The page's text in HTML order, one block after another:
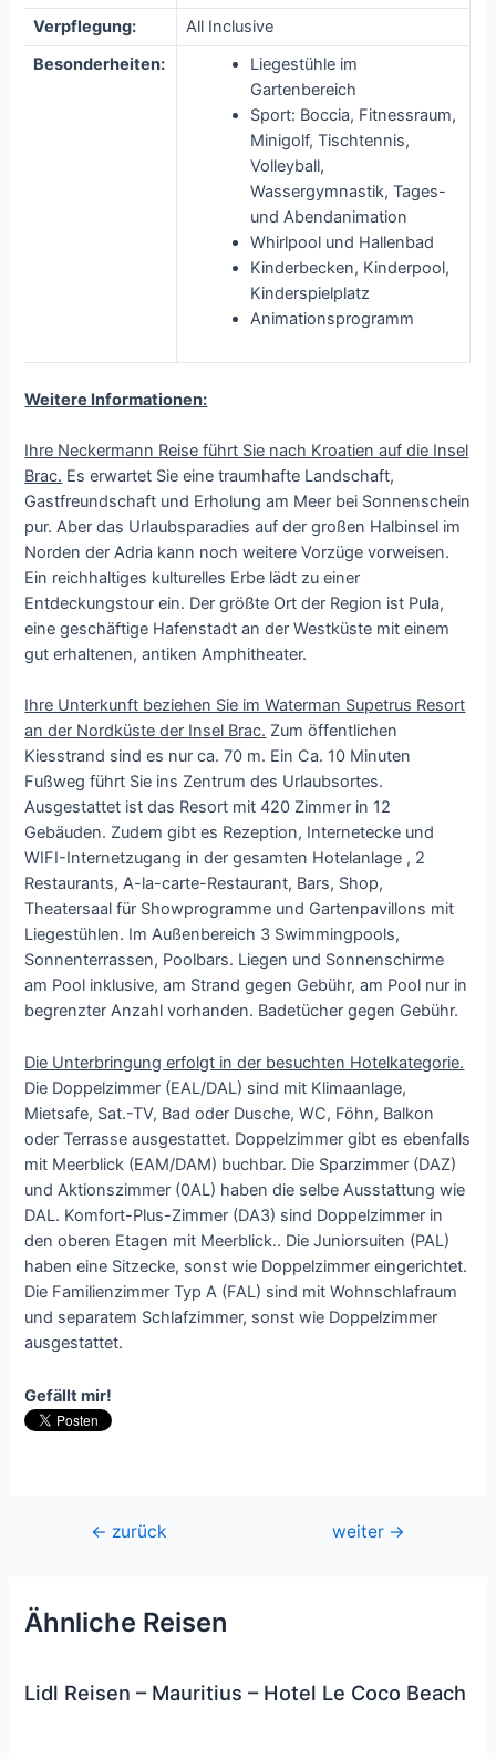
Verpflegung:
All Inclusive
Besonderheiten:
Liegestühle im
Gartenbereich
Sport: Boccia, Fitnessraum,
Minigolf, Tischtennis,
Volleyball,
Wassergymnastik, Tages-
und Abendanimation
Whirlpool und Hallenbad
Kinderbecken, Kinderpool,
Kinderspielplatz
Animationsprogramm
Weitere Informationen:
Ihre Neckermann Reise führt Sie nach Kroatien auf die Insel
Brac. Es erwartet Sie eine traumhafte Landschaft,
Gastfreundschaft und Erholung am Meer bei Sonnenschein
pur. Aber das Urlaubsparadies auf der großen Halbinsel im
Norden der Adria kann noch weitere Vorzüge vorweisen.
Ein reichhaltiges kulturelles Erbe lädt zu einer
Entdeckungstour ein. Der größte Ort der Region ist Pula,
eine geschäftige Hafenstadt an der Westküste mit einem
gut erhaltenen, antiken Amphitheater.
Ihre Unterkunft beziehen Sie im Waterman Supetrus Resort
an der Nordküste der Insel Brac. Zum öffentlichen
Kiesstrand sind es nur ca. 70 m. Ein Ca. 10 Minuten
Fußweg führt Sie ins Zentrum des Urlaubsortes.
Ausgestattet ist das Resort mit 420 Zimmer in 12
Gebäuden. Zudem gibt es Rezeption, Internetecke und
WIFI-Internetzugang in der gesamten Hotelanlage , 2
Restaurants, A-la-carte-Restaurant, Bars, Shop,
Theatersaal für Showprogramme und Gartenpavillons mit
Liegestühlen. Im Außenbereich 3 Swimmingpools,
Sonnenterrassen, Poolbars. Liegen und Sonnenschirme
am Pool inklusive, am Strand gegen Gebühr, am Pool nur in
begrenzter Anzahl vorhanden. Badetücher gegen Gebühr.
Die Unterbringung erfolgt in der besuchten Hotelkategorie.
Die Doppelzimmer (EAL/DAL) sind mit Klimaanlage,
Mietsafe, Sat.-TV, Bad oder Dusche, WC, Föhn, Balkon
oder Terrasse ausgestattet. Doppelzimmer gibt es ebenfalls
mit Meerblick (EAM/DAM) buchbar. Die Sparzimmer (DAZ)
und Aktionszimmer (0AL) haben die selbe Ausstattung wie
DAL. Komfort-Plus-Zimmer (DA3) sind Doppelzimmer in
den oberen Etagen mit Meerblick.. Die Juniorsuiten (PAL)
haben eine Sitzecke, sonst wie Doppelzimmer eingerichtet.
Die Familienzimmer Typ A (FAL) sind mit Wohnschlafraum
und separatem Schlafzimmer, sonst wie Doppelzimmer
ausgestattet.
Gefällt mir!
Beitragsnavigation
← zurück weiter →
Ähnliche Reisen
Lidl Reisen – Mauritius – Hotel Le Coco Beach